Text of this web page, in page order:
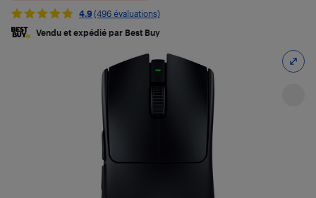
4.9 (496 évaluations)
Vendu et expédié par Best Buy